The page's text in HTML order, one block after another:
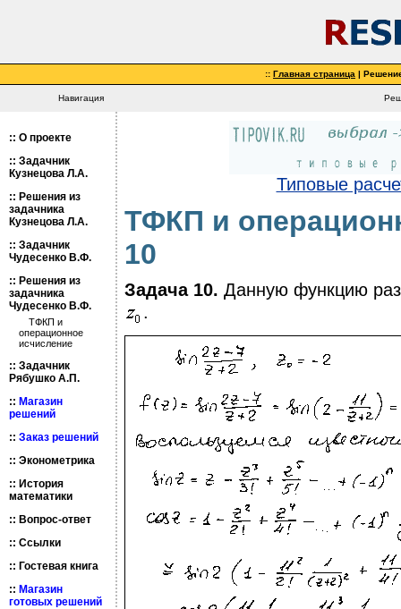
:: Главная страница |
Навигация
Типовые
ТФКП и
10
Задача 10. Данную функцию
.
:: О проекте
:: Задачник
Кузнецова Л.А.
:: Решения из
задачника
Кузнецова Л.А.
:: Задачник
Чудесенко В.Ф.
:: Решения из
задачника
Чудесенко В.Ф.
ТФКП и
операционное
исчисление
:: Задачник
Рябушко А.П.
:: Магазин
решений
:: Заказ решений
:: Эконометрика
:: История
математики
:: Вопрос-ответ
:: Ссылки
:: Гостевая книга
:: Магазин
готовых решений